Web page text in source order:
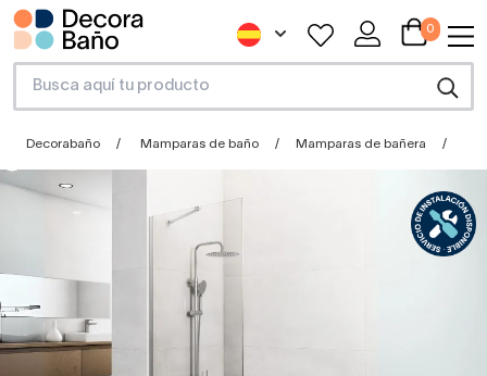
0
Decorabaño Mamparas de baño Mamparas de bañera